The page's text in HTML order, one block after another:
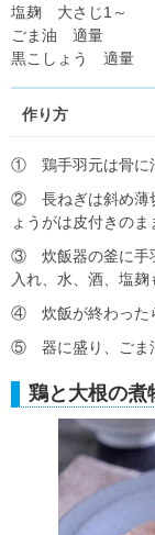
塩麹 大さじ1～
ごま油 適量
黒こしょう 適量
作り方
① 鶏手羽元は骨に
② 長ねぎは斜め薄
ょうがは皮付きのま
③ 炊飯器の釜に手
入れ、水、酒、塩麹
④ 炊飯が終わった
⑤ 器に盛り、ごま
鶏と大根の煮